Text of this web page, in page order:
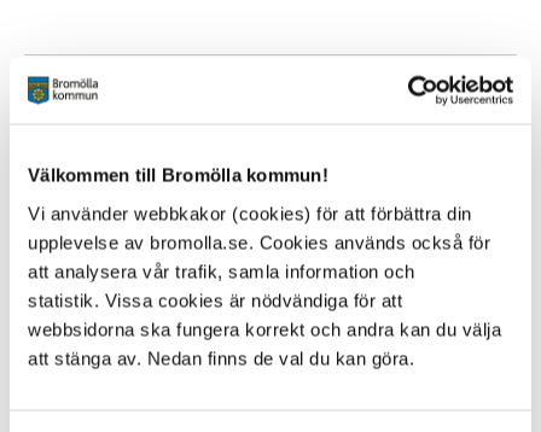
Välkommen till Bromölla kommun!
Vi använder webbkakor (cookies) för att förbättra din
upplevelse av bromolla.se. Cookies används också för
att analysera vår trafik, samla information och
statistik. Vissa cookies är nödvändiga för att
webbsidorna ska fungera korrekt och andra kan du välja
att stänga av. Nedan finns de val du kan göra.
Hyr eller hyr ut lokal
den största och ledande marknadsplatsen idag. På vår
det utbud som finns och här kan du som fastighetsägare
också kostnadsfritt lägga ut dina objekt.
Till ObjektVision Bromölla